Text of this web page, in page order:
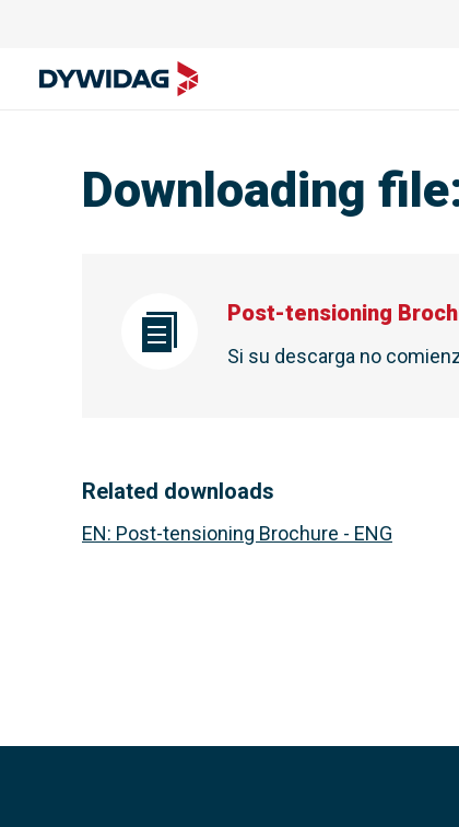
Downloading file
Post-tensioning
Si su descarga no
Related downloads
EN: Post-tensioning Brochure - ENG